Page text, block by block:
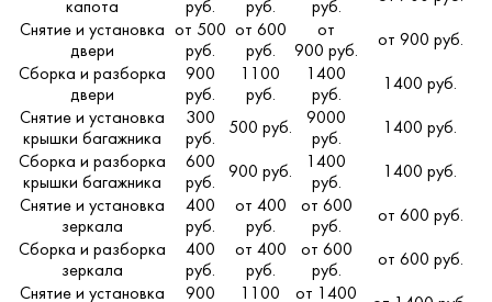
капота
руб.
руб.
руб.
Снятие и установка
двери
от 500
руб.
от 600
руб.
от
900 руб.
от 900 руб.
Сборка и разборка
двери
900
руб.
1100
руб.
1400
руб.
1400 руб.
Снятие и установка
крышки багажника
300
руб.
500 руб.
9000
руб.
1400 руб.
Сборка и разборка
крышки багажника
600
руб.
900 руб.
1400
руб.
1400 руб.
Снятие и установка
зеркала
400
руб.
от 400
руб.
от 600
руб.
от 600 руб.
Сборка и разборка
зеркала
400
руб.
от 400
руб.
от 600
руб.
от 600 руб.
Снятие и установка
900
1100
от 1400